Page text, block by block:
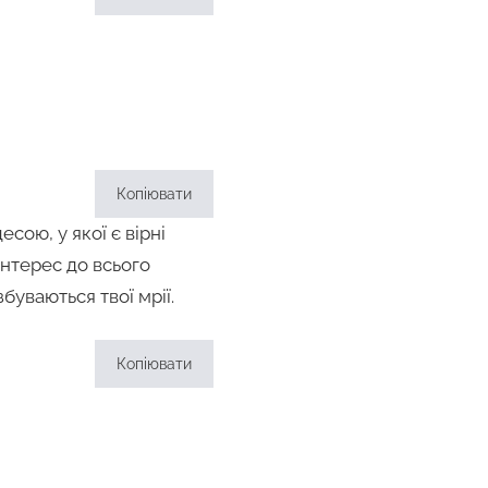
Копіювати
у якої є вірні
до всього
твої мрії.
Копіювати